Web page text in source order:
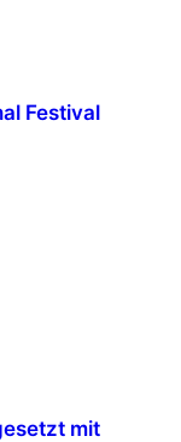
Festival
mit